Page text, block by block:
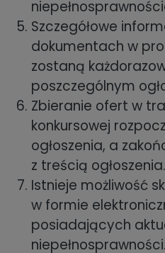
Szczegółowe
dokumentach w
zostaną
poszczególnym
Zbieranie ofert w
konkursowej
ogłoszenia, a
z treścią ogłoszenia.
Istnieje możliwość
w formie
posiadających
niepełnosprawności.